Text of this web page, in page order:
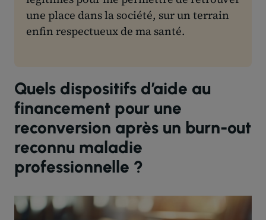
une place dans la société, sur un terrain
enfin respectueux de ma santé.
Quels dispositifs d’aide au
financement pour une
reconversion après un burn-out
reconnu maladie
professionnelle ?